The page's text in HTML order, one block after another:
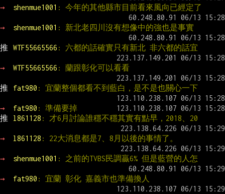
→ shenmue1001 : 今年的其他縣市目前看來風向已經定了
→ shenmue1001 : 新北老四川沒有想像中的強也是事實
推 WTF55665566 : 六都的話確實只有新北 非六都的話宜
→ WTF55665566 : 蘭跟彰化可以看看
推 fat980 : 宜蘭整個都看不到藍白，是不是也關心一下
→ fat980 : 準備要掉
推
l861128 : 才6月討論誰穩不穩其實有點早，2018、20
→ l861128 : 22大消息都是7、8月以後的事情了。
→ shenmue1001 : 之前的TVBS民調贏6% 但是藍營的人怎
→ fat980 : 宜蘭 彰化 嘉義市也準備換人